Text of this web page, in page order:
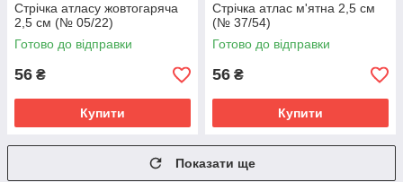
Стрічка атласу жовтогаряча
2,5 см (№ 05/22)
Готово до відправки
56 ₴
Купити
Стрічка атлас м'ятна 2,5 см
(№ 37/54)
Готово до відправки
56 ₴
Купити
Показати ще